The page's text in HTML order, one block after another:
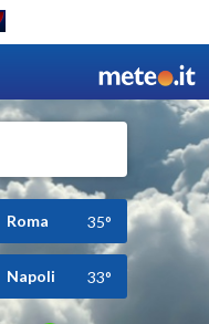
Roma 35°
Napoli 33°